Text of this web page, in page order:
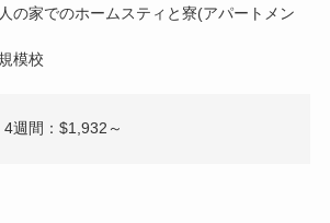
の家でのホームスティと寮(アパートメン
模校
週間：$1,932～